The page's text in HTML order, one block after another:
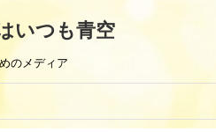
いつも青空
のメディア